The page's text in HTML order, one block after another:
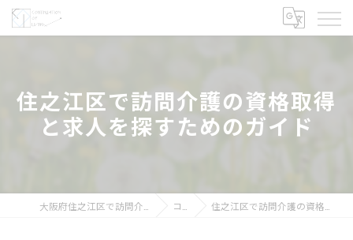
住之江区で訪問介護の資格取得
と求人を探すためのガイド
コラム 住之江区で訪問介護の資格取得と求人を探すためのガイド